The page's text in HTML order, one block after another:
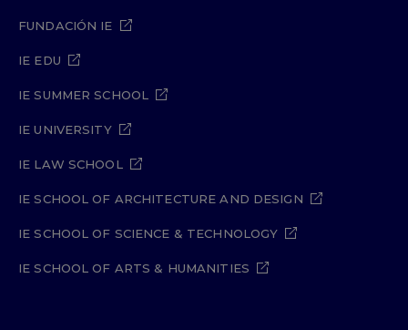
FUNDACIÓN IE
IE EDU
IE SUMMER SCHOOL
IE UNIVERSITY
IE LAW SCHOOL
IE SCHOOL OF ARCHITECTURE AND DESIGN
IE SCHOOL OF SCIENCE & TECHNOLOGY
IE SCHOOL OF ARTS & HUMANITIES